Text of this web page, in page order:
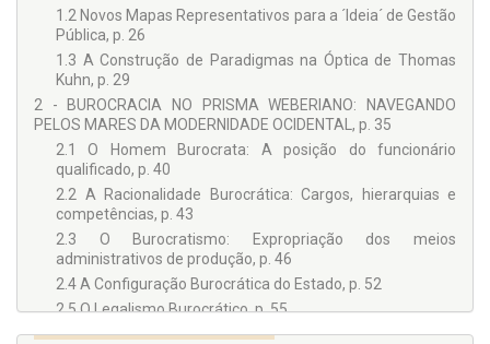
1.2 Novos Mapas Representativos para a ´Ideia´ de Gestão
Pública, p. 26
1.3 A Construção de Paradigmas na Óptica de Thomas
Kuhn, p. 29
2 - BUROCRACIA NO PRISMA WEBERIANO: NAVEGANDO
PELOS MARES DA MODERNIDADE OCIDENTAL, p. 35
2.1 O Homem Burocrata: A posição do funcionário
qualificado, p. 40
2.2 A Racionalidade Burocrática: Cargos, hierarquias e
competências, p. 43
2.3 O Burocratismo: Expropriação dos meios
administrativos de produção, p. 46
2.4 A Configuração Burocrática do Estado, p. 52
2.5 O Legalismo Burocrático, p. 55
3 - AS TEMPESTADES PARADIGMÁTICAS: